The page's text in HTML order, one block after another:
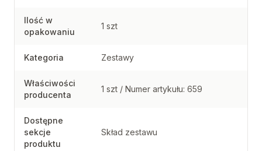
Ilość w
opakowaniu
1 szt
Kategoria Zestawy
Właściwości
producenta
1 szt / Numer artykułu: 659
Dostępne
sekcje
produktu
Skład zestawu